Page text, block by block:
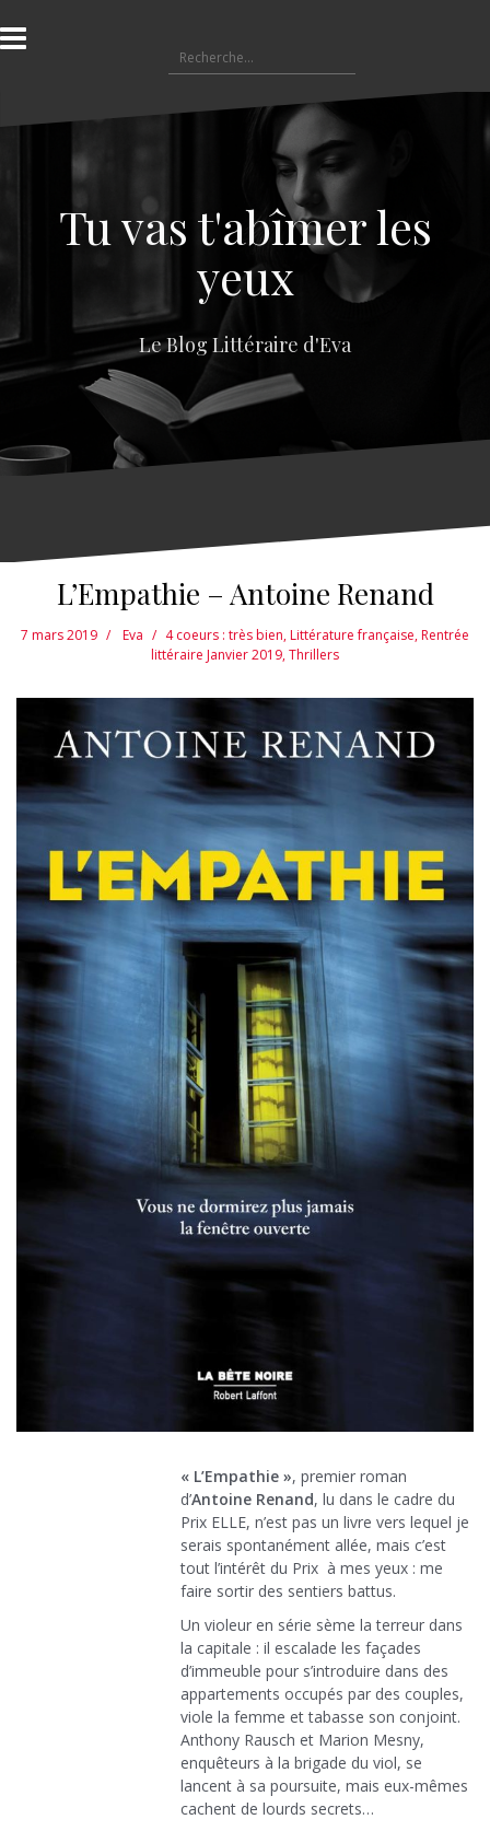
l
a
e
e
Tu vas t'abîmer les
yeux
Le Blog Littéraire d'Eva
L’Empathie – Antoine Renand
7 mars 2019 Eva 4 coeurs : très bien,Littérature française,Rentrée
littéraire Janvier 2019,Thrillers
« L’Empathie », premier roman
d’Antoine Renand, lu dans le cadre du
Prix ELLE, n’est pas un livre vers lequel je
serais spontanément allée, mais c’est
tout l’intérêt du Prix à mes yeux : me
faire sortir des sentiers battus.
Un violeur en série sème la terreur dans
la capitale : il escalade les façades
d’immeuble pour s’introduire dans des
appartements occupés par des couples,
viole la femme et tabasse son conjoint.
Anthony Rausch et Marion Mesny,
enquêteurs à la brigade du viol, se
lancent à sa poursuite, mais eux-mêmes
cachent de lourds secrets…